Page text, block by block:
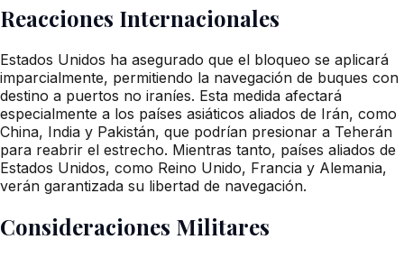
Reacciones Internacionales
Estados Unidos ha asegurado que el bloqueo se aplicará
imparcialmente, permitiendo la navegación de buques con
destino a puertos no iraníes. Esta medida afectará
especialmente a los países asiáticos aliados de Irán, como
China, India y Pakistán, que podrían presionar a Teherán
para reabrir el estrecho. Mientras tanto, países aliados de
Estados Unidos, como Reino Unido, Francia y Alemania,
verán garantizada su libertad de navegación.
Consideraciones Militares